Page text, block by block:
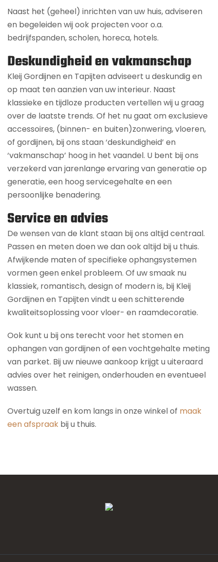
Naast het (geheel) inrichten van uw huis, adviseren
en begeleiden wij ook projecten voor o.a.
bedrijfspanden, scholen, horeca, hotels.
Deskundigheid en vakmanschap
Kleij Gordijnen en Tapijten adviseert u deskundig en
op maat ten aanzien van uw interieur. Naast
klassieke en tijdloze producten vertellen wij u graag
over de laatste trends. Of het nu gaat om exclusieve
accessoires, (binnen- en buiten)zonwering, vloeren,
of gordijnen, bij ons staan ‘deskundigheid’ en
‘vakmanschap’ hoog in het vaandel. U bent bij ons
verzekerd van jarenlange ervaring van generatie op
generatie, een hoog servicegehalte en een
persoonlijke benadering.
Service en advies
De wensen van de klant staan bij ons altijd centraal.
Passen en meten doen we dan ook altijd bij u thuis.
Afwijkende maten of specifieke ophangsystemen
vormen geen enkel probleem. Of uw smaak nu
klassiek, romantisch, design of modern is, bij Kleij
Gordijnen en Tapijten vindt u een schitterende
kwaliteitsoplossing voor vloer- en raamdecoratie.
Ook kunt u bij ons terecht voor het stomen en
ophangen van gordijnen of een vochtgehalte meting
van parket. Bij uw nieuwe aankoop krijgt u uiteraard
advies over het reinigen, onderhouden en eventueel
wassen.
Overtuig uzelf en kom langs in onze winkel of maak
een afspraak bij u thuis.